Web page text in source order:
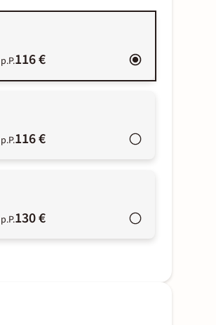
p.P.116 €
p.P.116 €
p.P.130 €